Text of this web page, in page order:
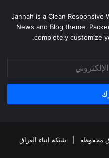
Jannah is a Clean Responsive
News and Blog theme.
completely customize
شبكة انباء العراق